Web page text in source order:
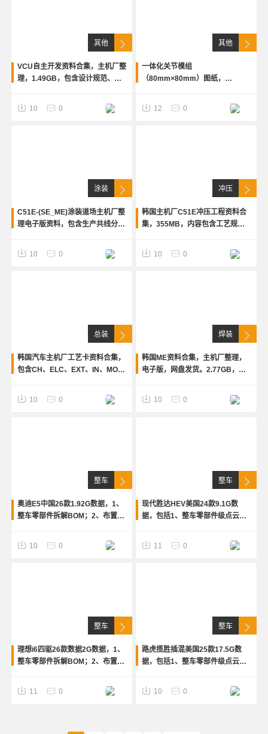
其他
VCU自主开发资料合集，主机厂整
理，1.49GB，包含设计规范、项
生产运营等阶段文件，共59文件
夹、420个文件
10 0
其他
一体化关节模组
（80mm×80mm）图纸，
适用于机器人关节电机，内置多圈
式绝对值编码器，外转子无刷电机
12 0
涂装
C51E-(SE_ME)涂装道场主机厂整
理电子版资料，包含生产共线分析
工作总结、分析报告书等，文件夹
15个文件12个文件夹
10 0
冲压
韩国主机厂C51E冲压工程资料合
集，355MB，内容包含工艺规
ECR管理表、材料清单、PPT课
件、Excel表格等
10 0
总装
韩国汽车主机厂工艺卡资料合集，
包含CH、ELC、EXT、IN、MOV
电器、装配等工艺卡片
10 0
焊装
韩国ME资料合集，主机厂整理，
电子版，网盘发货。2.77GB，
涵盖焊装工艺、设备清单、焊接条
件表、公差表、生产线分析、平面
10 0
整车
奥迪E5中国26款1.92G数据，1、
整车零部件拆解BOM；2、布置级
端照片
10 0
整车
现代胜达HEV美国24款9.1G数
据，包括1、整车零部件级点云和
点云；3、车身骨架照片
11 0
整车
理想i6四驱26款数据2G数据，1、
整车零部件拆解BOM；2、布置级
端照片
11 0
整车
路虎揽胜插混美国25款17.5G数
据，包括1、整车零部件级点云和
点云；3、动力总成拆解点云
10 0